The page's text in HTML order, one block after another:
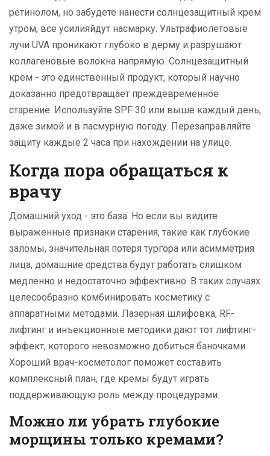
ретинолом, но забудете нанести солнцезащитный крем
утром, все усилияйдут насмарку. Ультрафиолетовые
лучи UVA проникают глубоко в дерму и разрушают
коллагеновые волокна напрямую. Солнцезащитный
крем - это единственный продукт, который научно
доказанно предотвращает преждевременное
старение. Используйте SPF 30 или выше каждый день,
даже зимой и в пасмурную погоду. Перезаправляйте
защиту каждые 2 часа при нахождении на улице.
Когда пора обращаться к
врачу
Домашний уход - это база. Но если вы видите
выраженные признаки старения, такие как глубокие
заломы, значительная потеря тургора или асимметрия
лица, домашние средства будут работать слишком
медленно и недостаточно эффективно. В таких случаях
целесообразно комбинировать косметику с
аппаратными методами. Лазерная шлифовка, RF-
лифтинг и инъекционные методики дают тот лифтинг-
эффект, которого невозможно добиться баночками.
Хороший врач-косметолог поможет составить
комплексный план, где кремы будут играть
поддерживающую роль между процедурами.
Можно ли убрать глубокие
морщины только кремами?